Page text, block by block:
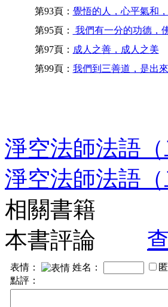
第93頁： 覺悟的人，心平氣和
第95頁：
我們有一分的功德，
第97頁： 成人之善，成人之美
第99頁： 我們到三善道，是出
淨空法師法語（
淨空法師法語（
相關書籍
本書評論
表情： 姓名：
點評：